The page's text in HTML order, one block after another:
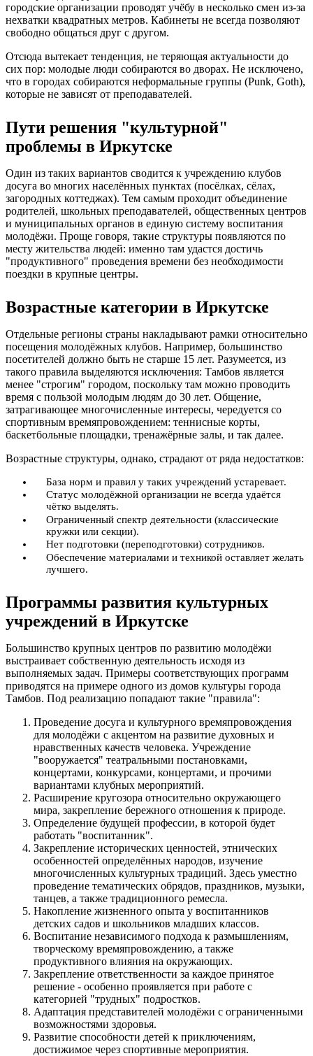
городские организации проводят учёбу в несколько смен из-за
нехватки квадратных метров. Кабинеты не всегда позволяют
свободно общаться друг с другом.
Отсюда вытекает тенденция, не теряющая актуальности до
сих пор: молодые люди собираются во дворах. Не исключено,
что в городах собираются неформальные группы (Punk, Goth),
которые не зависят от преподавателей.
Пути решения "культурной"
проблемы в Иркутске
Один из таких вариантов сводится к учреждению клубов
досуга во многих населённых пунктах (посёлках, сёлах,
загородных коттеджах). Тем самым проходит объединение
родителей, школьных преподавателей, общественных центров
и муниципальных органов в единую систему воспитания
молодёжи. Проще говоря, такие структуры появляются по
месту жительства людей: именно там удастся достичь
"продуктивного" проведения времени без необходимости
поездки в крупные центры.
Возрастные категории в Иркутске
Отдельные регионы страны накладывают рамки относительно
посещения молодёжных клубов. Например, большинство
посетителей должно быть не старше 15 лет. Разумеется, из
такого правила выделяются исключения: Тамбов является
менее "строгим" городом, поскольку там можно проводить
время с пользой молодым людям до 30 лет. Общение,
затрагивающее многочисленные интересы, чередуется со
спортивным времяпровождением: теннисные корты,
баскетбольные площадки, тренажёрные залы, и так далее.
Возрастные структуры, однако, страдают от ряда недостатков:
База норм и правил у таких учреждений устаревает.
Статус молодёжной организации не всегда удаётся
чётко выделять.
Ограниченный спектр деятельности (классические
кружки или секции).
Нет подготовки (переподготовки) сотрудников.
Обеспечение материалами и техникой оставляет желать
лучшего.
Программы развития культурных
учреждений в Иркутске
Большинство крупных центров по развитию молодёжи
выстраивает собственную деятельность исходя из
выполняемых задач. Примеры соответствующих программ
приводятся на примере одного из домов культуры города
Тамбов. Под реализацию попадают такие "правила":
Проведение досуга и культурного времяпровождения
для молодёжи с акцентом на развитие духовных и
нравственных качеств человека. Учреждение
"вооружается" театральными постановками,
концертами, конкурсами, концертами, и прочими
вариантами клубных мероприятий.
Расширение кругозора относительно окружающего
мира, закрепление бережного отношения к природе.
Определение будущей профессии, в которой будет
работать "воспитанник".
Закрепление исторических ценностей, этнических
особенностей определённых народов, изучение
многочисленных культурных традиций. Здесь уместно
проведение тематических обрядов, праздников, музыки,
танцев, а также традиционного ремесла.
Накопление жизненного опыта у воспитанников
детских садов и школьников младших классов.
Воспитание независимого подхода к размышлениям,
творческому времяпровождению, а также
продуктивного влияния на окружающих.
Закрепление ответственности за каждое принятое
решение - особенно проявляется при работе с
категорией "трудных" подростков.
Адаптация представителей молодёжи с ограниченными
возможностями здоровья.
Развитие способности детей к приключениям,
достижимое через спортивные мероприятия.